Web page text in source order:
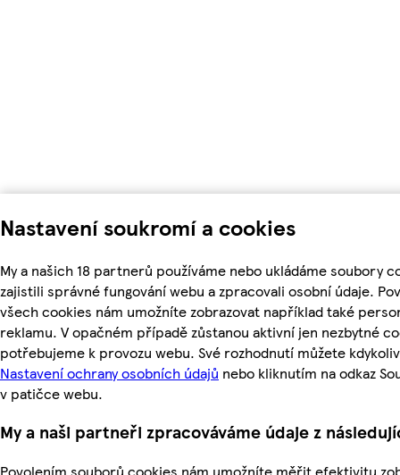
Nastavení soukromí a cookies
My a našich 18 partnerů používáme nebo ukládáme soubory
zajistili správné fungování webu a zpracovali osobní údaje.
všech cookies nám umožníte zobrazovat například také
reklamu. V opačném případě zůstanou aktivní jen nezbytné
potřebujeme k provozu webu. Své rozhodnutí můžete
Nastavení ochrany osobních údajů nebo kliknutím na odkaz
v patičce webu.
My a naši partneři zpracováváme údaje z